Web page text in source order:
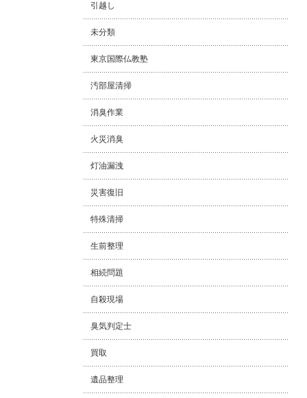
引越し
未分類
東京国際仏教塾
汚部屋清掃
消臭作業
火災消臭
灯油漏洩
災害復旧
特殊清掃
生前整理
相続問題
自殺現場
臭気判定士
買取
遺品整理